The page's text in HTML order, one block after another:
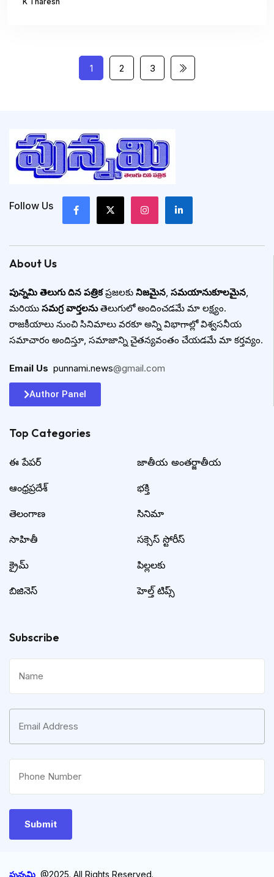
1 2 3
Follow Us
About Us
పున్నమి తెలుగు దిన పత్రికప్రజలకు నిజమైన, సమయానుకూలమైన,
మరియు సమగ్ర వార్తలనుతెలుగులో అందించడమే మా లక్ష్యం.
రాజకీయాలు నుంచి సినిమాలు వరకూ అన్ని విభాగాల్లో విశ్వసనీయ
సమాచారం అందిస్తూ, సమాజాన్ని చైతన్యవంతం చేయడమే మా కర్తవ్యం.
Email Us punnami.news@gmail.com
Author Panel
Top Categories​
ఈ పేపర్
ఆంధ్రప్రదేశ్
తెలంగాణ
సాహితీ
క్రైమ్
బిజినెస్
జాతీయ అంతర్జాతీయ
భక్తి
సినిమా
సక్సెస్ స్టోరీస్
పిల్లలకు
హెల్త్ టిప్స్
Subscribe
పున్నమి @2025. All Rights Reserved.